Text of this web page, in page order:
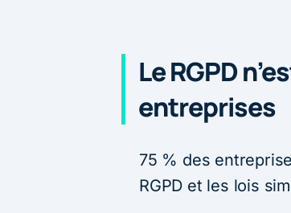
Le RGPD
entreprises
75 % des
RGPD et les lois